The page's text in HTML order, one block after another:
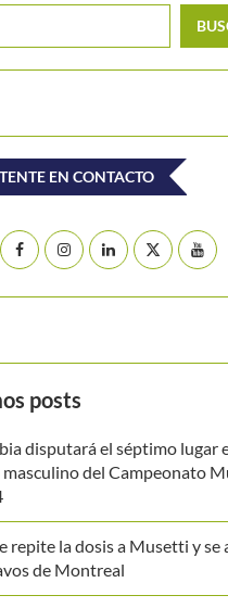
EN CONTACTO
posts
disputará el séptimo lugar
del Campeonato
repite la dosis a Musetti y se
de Montreal